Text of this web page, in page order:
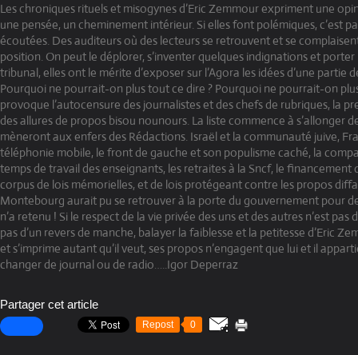
Les chroniques rituels et misogynes d’Eric Zemmour expriment une
une pensée, un cheminement intérieur. Si elles font polémiques, c’est
écoutées. Des auditeurs où des lecteurs se retrouvent et se
position. On peut le déplorer, s’inventer quelques indignations et
tribunal, elles ont le mérite d’exposer sur l’Agora les idées d’une partie
Pourquoi ne pourrait-on plus tout ce dire ? Pourquoi ne pourrait-on
provoque l’autocensure des journalistes et des chefs de rubriques, la
des allures de propos bisou nounours. La liste commence à s’allonger
mèneront aux enfers des Rédactions. Israël et la communauté juive,
téléphonie mobile, le front de gauche et son populisme caché, la
temps de travail des enseignants, les retraites à la Sncf, le financement
corpus de lois mémorielles, et de lois protégeant contre les propos
Montebourg aurait pu se retrouver à la porte du gouvernement pour
n’a retenu ! Si le respect de la vie privée des uns et des autres n’est
pas d’un revers de manche, balayer la faiblesse et la petitesse d’Eric
et s’imprime autant qu’il veut, ses propos n’engagent que lui et il
changer de journal ou de radio…..Igor Deperraz
Partager cet article
Repost 0